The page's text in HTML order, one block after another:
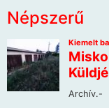
Népszerű